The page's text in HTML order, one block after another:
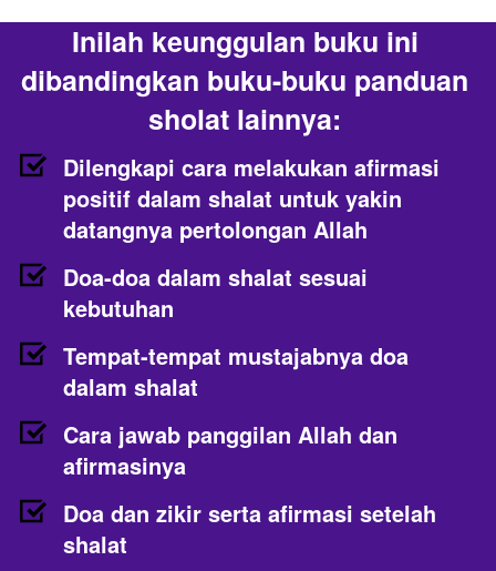
Inilah keunggulan buku ini
dibandingkan buku-buku panduan
sholat lainnya:
Dilengkapi cara melakukan afirmasi
positif dalam shalat untuk yakin
datangnya pertolongan Allah
Doa-doa dalam shalat sesuai
kebutuhan
Tempat-tempat mustajabnya doa
dalam shalat
Cara jawab panggilan Allah dan
afirmasinya
Doa dan zikir serta afirmasi setelah
shalat